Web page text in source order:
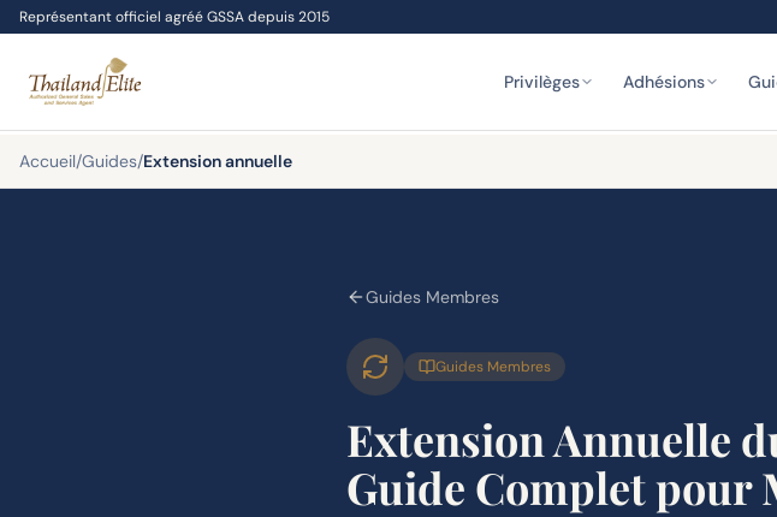
Représentant officiel agréé GSSA depuis 2015
Privilèges Adhésions
Accueil/Guides/Extension annuelle
Guides Membres
Guides Membres
Extension Annuelle
Guide Complet pour